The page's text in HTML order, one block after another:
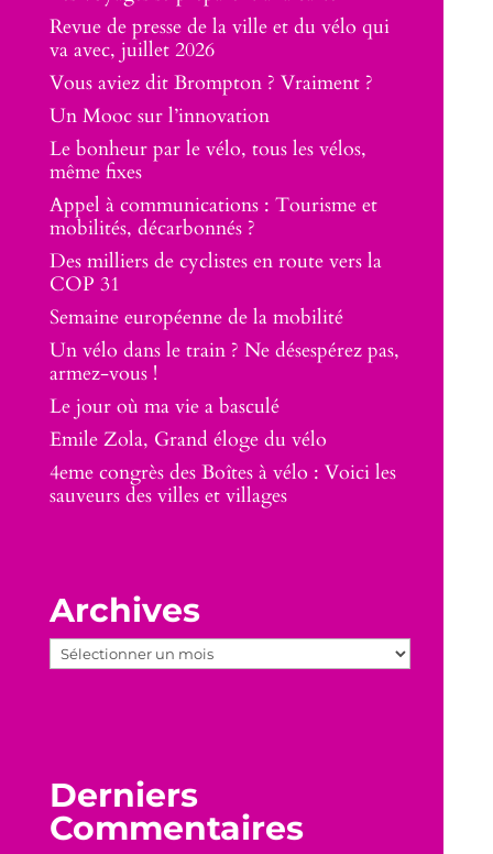
Revue de presse de la ville et du vélo qui
va avec, juillet 2026
Vous aviez dit Brompton ? Vraiment ?
Un Mooc sur l’innovation
Le bonheur par le vélo, tous les vélos,
même fixes
Appel à communications : Tourisme et
mobilités, décarbonnés ?
Des milliers de cyclistes en route vers la
COP 31
Semaine européenne de la mobilité
Un vélo dans le train ? Ne désespérez pas,
armez-vous !
Le jour où ma vie a basculé
Emile Zola, Grand éloge du vélo
4eme congrès des Boîtes à vélo : Voici les
sauveurs des villes et villages
Archives
Archives
Derniers
Commentaires